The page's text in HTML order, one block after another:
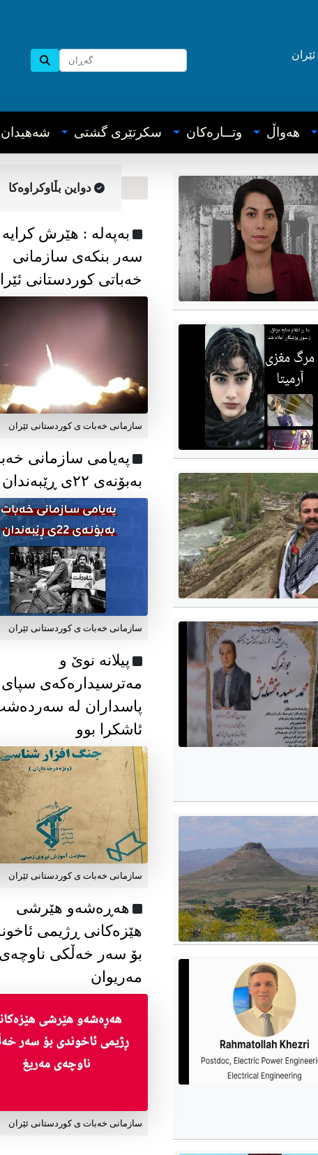
ئێران
هه‌واڵ وتــاره‌کان سکرتێری گشتی شه‌هیدان
دواین بڵاوکراوه‌کا
به‌په‌له‌ : هێرش کرایە
سەر بنکەی سازمانی
خەباتی کوردستانی
سازمانی خەبات ی کوردستانی ئێران
پەیامی سازمانی
بەبۆنەی ۲۲ی ڕێبەندان
سازمانی خەبات ی كوردستانی ئێران
پیلانە نوێ و
مەترسیدارەکەی سپای
پاسداران لە
ئاشکرا بوو
سازمانی خەبات ی كوردستانی ئێران
هەڕەشەو هێرشی
هێزەکانی ڕژیمی
بۆ سەر خەڵکی
مەریوان
سازمانی خەبات ی کوردستانی ئێران